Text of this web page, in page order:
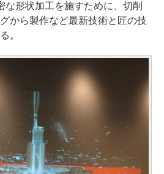
な形状加工を施すために、切削
から製作など最新技術と匠の技
。